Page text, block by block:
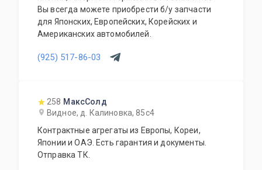
Вы всегда можете приобрести б/у запчасти
для Японских, Европейских, Корейских и
Американских автомобилей.
(925) 517-86-03
258 МаксСолд
Видное, д. Калиновка, 85с4
Контрактные агрегаты из Европы, Кореи,
Японии и ОАЭ. Есть гарантия и документы.
Отправка ТК.